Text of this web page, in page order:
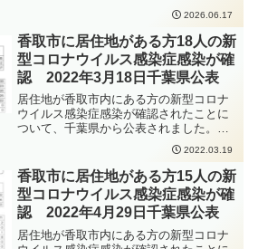
atsuri/introduction/natsu.html2026年の山
車運行は、3日間乱曳きとなり、各町内で
定めたコースを山車が曳き廻されます。
佐原の大祭夏祭り2026年は、11日夕方に
10台の山車が全て香取街道（八坂神社付
近）に整列する予定です。佐原の大祭期
間中は大幅な交通規制も行われますの
で、ご注意ください。佐原の大祭夏祭り
の3日間の天気が心配ですが、雨でも佐原
の大祭は行われます。
https://weathernews.jp/onebox/tenki/chiba
/12236/雨天の場合は山車の人形にビニー
ルシートがかけられてしまいますが、山
車の曳き廻しの迫力を感じることはでき
ます。夏祭りは暑さ対策が重要になって
熱中症対策をしていただいて、お祭りに
2026.06.17
香取市に居住地がある方18人の新
型コロナウイルス感染症感染が確
認 2022年3月18日千葉県公表
居住地が香取市内にある方の新型コロナ
ウイルス感染症感染が確認されたことに
ついて、千葉県から公表されました。新
型コロナウイルス感染症の感染拡大防止
のため、手洗いの徹底、人と人との距離
をできるだけ2m以上（最低1m以上）取
ること、会話をするときはマスクを着用
すること、密集・密接・密閉を避けるこ
となどの感染症対策をしっかりと行って
いただくよう、お願いいたします。
2022.03.19
香取市に居住地がある方15人の新
型コロナウイルス感染症感染が確
認 2022年4月29日千葉県公表
居住地が香取市内にある方の新型コロナ